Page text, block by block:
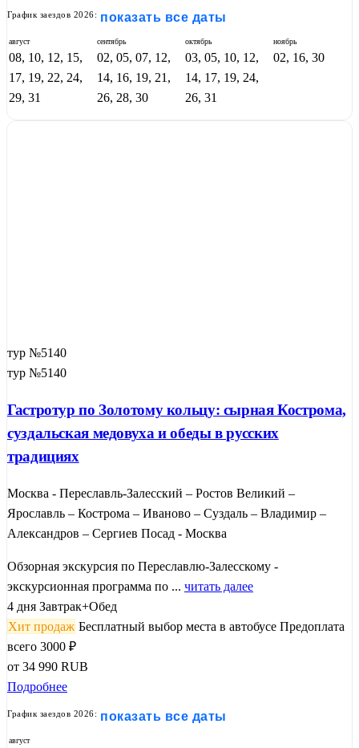
График заездов 2026: показать все даты
август
08, 10, 12, 15,
17, 19, 22, 24,
29, 31
сентябрь
02, 05, 07, 12,
14, 16, 19, 21,
26, 28, 30
октябрь
03, 05, 10, 12,
14, 17, 19, 24,
26, 31
ноябрь
02, 16, 30
тур №5140
тур №5140
Гастротур по Золотому кольцу: сырная Кострома,
суздальская медовуха и обеды в русских
традициях
Москва - Переславль-Залесский – Ростов Великий –
Ярославль – Кострома – Иваново – Суздаль – Владимир –
Александров – Сергиев Посад - Москва
Обзорная экскурсия по Переславлю-Залесскому -
экскурсионная программа по ... читать далее
4 дня Завтрак+Обед
Хит продаж Бесплатный выбор места в автобусе Предоплата
всего 3000 ₽
от 34 990 RUB
Подробнее
График заездов 2026: показать все даты
август